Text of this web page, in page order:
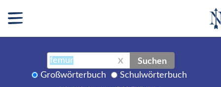
X Suchen
Großwörterbuch Schulwörterbuch